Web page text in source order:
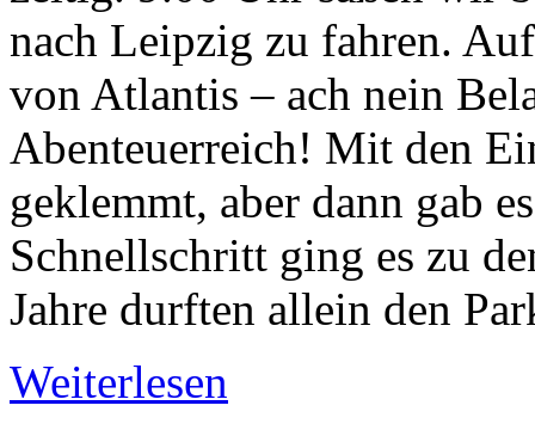
nach Leipzig zu fahren.
von Atlantis – ach nein
Abenteuerreich! Mit den
geklemmt, aber dann gab
Schnellschritt ging es zu
Jahre durften allein den
Weiterlesen